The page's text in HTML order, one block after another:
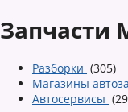
Запчасти
Разборки (305)
Магазины
Автосервисы